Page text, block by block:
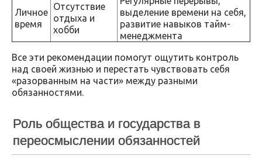
Личное
время
Отсутствие
отдыха и
хобби
выделение времени на себя,
развитие навыков тайм-
менеджмента
Все эти рекомендации помогут ощутить контроль
над своей жизнью и перестать чувствовать себя
«разорванным на части» между разными
обязанностями.
Роль общества и государства в
переосмыслении обязанностей